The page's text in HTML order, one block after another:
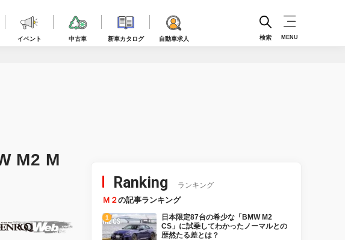
イベント 中古車 新車カタログ 自動車求人 検索 MENU
M2 M
Ranking ランキング
Ｍ２の記事ランキング
日本限定87台の希少な「BMW M2
CS」に試乗してわかったノーマルとの
歴然たる差とは？